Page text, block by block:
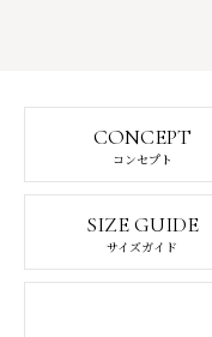
CONCEPT
コンセプト
SIZE GUIDE
サイズガイド